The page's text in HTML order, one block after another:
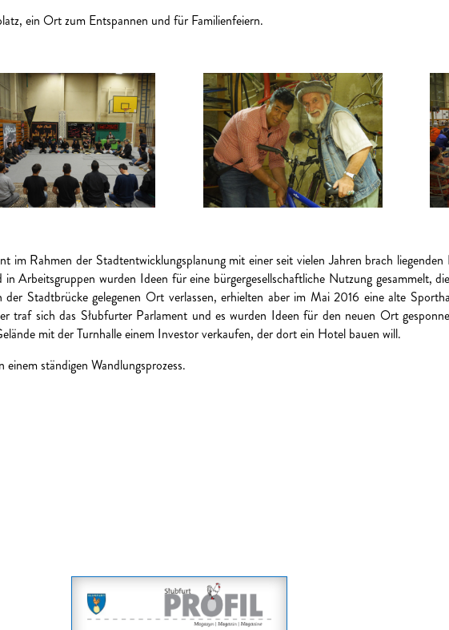
ein Ort zum Entspannen und für Familienfeiern.
im Rahmen der Stadtentwicklungsplanung mit einer seit vielen Jahren brach
Arbeitsgruppen wurden Ideen für eine bürgergesellschaftliche Nutzung gesammelt,
Stadtbrücke gelegenen Ort verlassen, erhielten aber im Mai 2016 eine alte
traf sich das Słubfurter Parlament und es wurden Ideen für den neuen Ort
mit der Turnhalle einem Investor verkaufen, der dort ein Hotel bauen will.
ständigen Wandlungsprozess.